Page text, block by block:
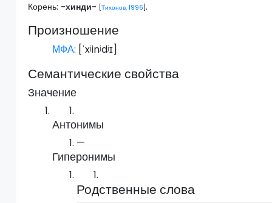
Корень: -хинди- [Тихонов, 1996 ].
Произношение
МФА: [ˈxʲinʲdʲɪ]
Семантические свойства
Значение
Антонимы
—
Гиперонимы
Родственные слова